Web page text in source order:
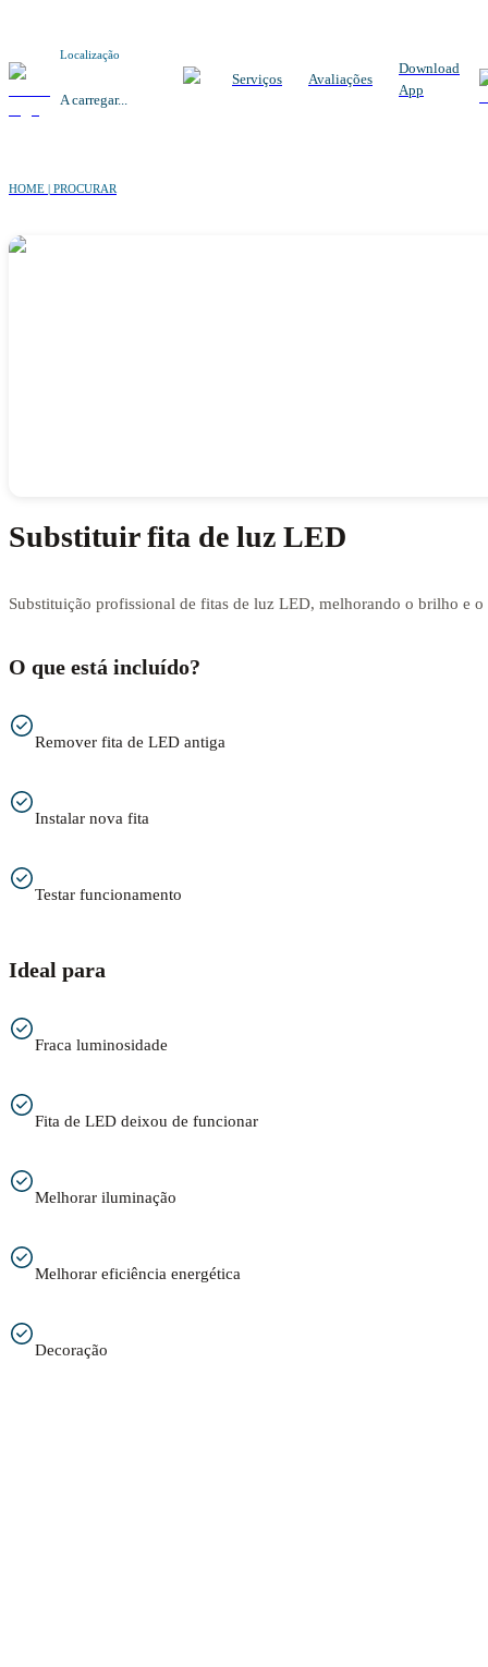
Localização
A carregar...
Serviços Avaliações
Download
App
HOME | PROCURAR
Substituir fita de luz LED
Substituição profissional de fitas de luz LED, melhorando o brilho e o
O que está incluído?
Remover fita de LED antiga
Instalar nova fita
Testar funcionamento
Ideal para
Fraca luminosidade
Fita de LED deixou de funcionar
Melhorar iluminação
Melhorar eficiência energética
Decoração